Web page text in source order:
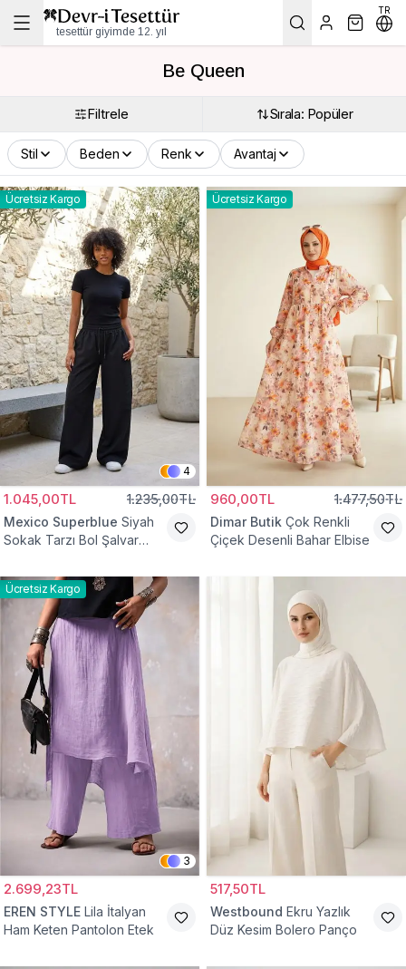
tesettür giyimde 12. yıl
TR
Be Queen
Filtrele Sırala: Popüler
Stil Beden Renk Avantaj
Ücretsiz Kargo
4
1.045,00TL 1.235,00TL
Mexico Superblue Siyah
Sokak Tarzı Bol Şalvar
Ücretsiz Kargo
960,00TL 1.477,50TL
Dimar Butik Çok Renkli
Çiçek Desenli Bahar Elbise
Ücretsiz Kargo
3
2.699,23TL
EREN STYLE Lila İtalyan
Ham Keten Pantolon Etek
517,50TL
Westbound Ekru Yazlık
Düz Kesim Bolero Panço